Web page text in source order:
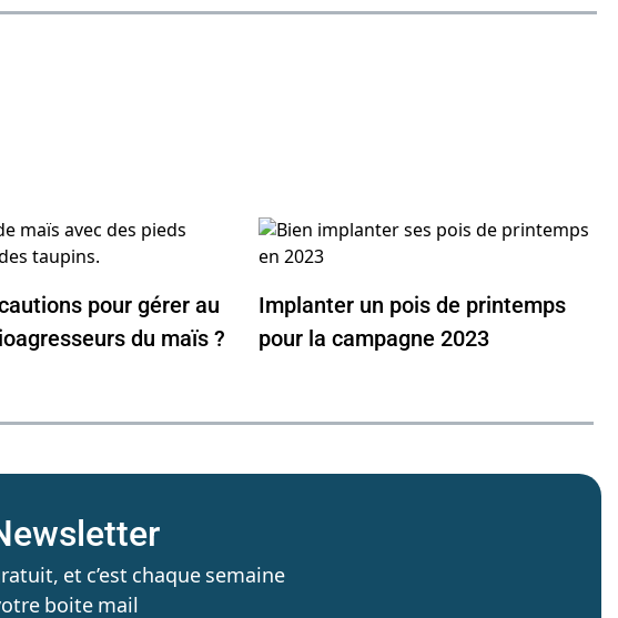
pour gérer au
du maïs ?
Implanter un pois de printemps
pour la campagne 2023
et c’est chaque semaine
boite mail